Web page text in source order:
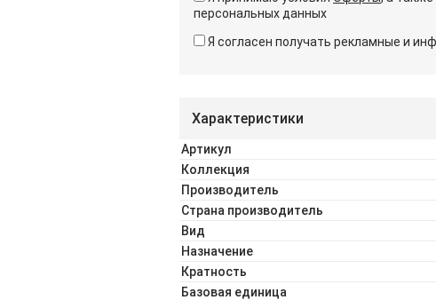
персональных данных
Я согласен получать рекламные и
Характеристики
Артикул
Коллекция
Производитель
Страна производитель
Вид
Назначение
Кратность
Базовая единица